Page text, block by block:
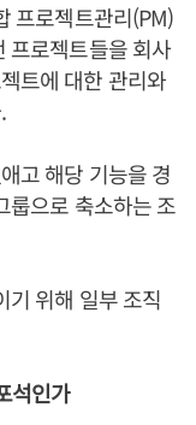
프로젝트관리(PM)
프로젝트들을 회사
트에 대한 관리와
고 해당 기능을 경
룹으로 축소하는 조
기 위해 일부 조직
석인가